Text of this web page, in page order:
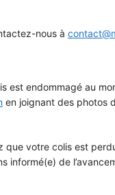
nous à
est endommagé au
en joignant des photos
que votre colis est
informé(e) de